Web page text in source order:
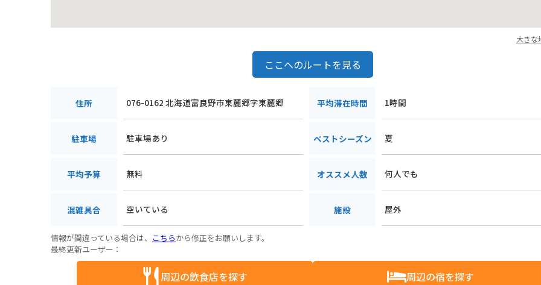
大きな
ここへのルートを見る
住所 076-0162 北海道富良野市東麓郷字東麓郷 平均滞在時間 1時間
駐車場 駐車場あり ベストシーズン 夏
平均予算 無料 オススメ人数 何人でも
混雑具合 空いている 施設 屋外
情報が間違っている場合は、 こちらから修正をお願いします。
最終更新ユーザー：
周辺の飲食店を探す 周辺の宿を探す